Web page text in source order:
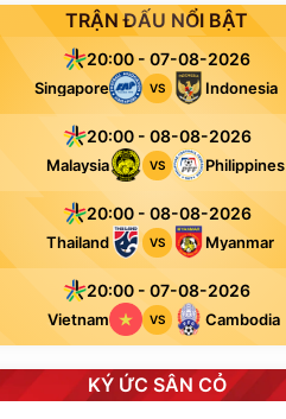
TRẬN ĐẤU NỔI BẬT
20:00 - 07-08-2026
Singapore VS Indonesia
20:00 - 08-08-2026
Malaysia VS Philippines
20:00 - 08-08-2026
Thailand VS Myanmar
20:00 - 07-08-2026
Vietnam VS Cambodia
KÝ ỨC SÂN CỎ